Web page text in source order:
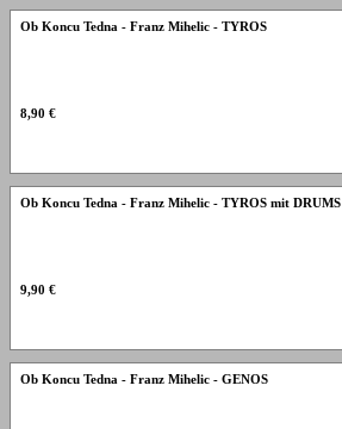
Ob Koncu Tedna - Franz Mihelic - TYROS
8,90 €
Ob Koncu Tedna - Franz Mihelic - TYROS mit DRUMS
9,90 €
Ob Koncu Tedna - Franz Mihelic - GENOS